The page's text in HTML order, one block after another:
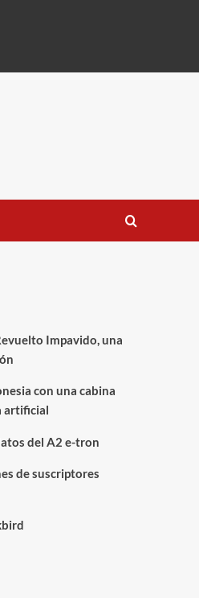
Impavido, una
con una cabina
artificial
del A2 e-tron
de suscriptores